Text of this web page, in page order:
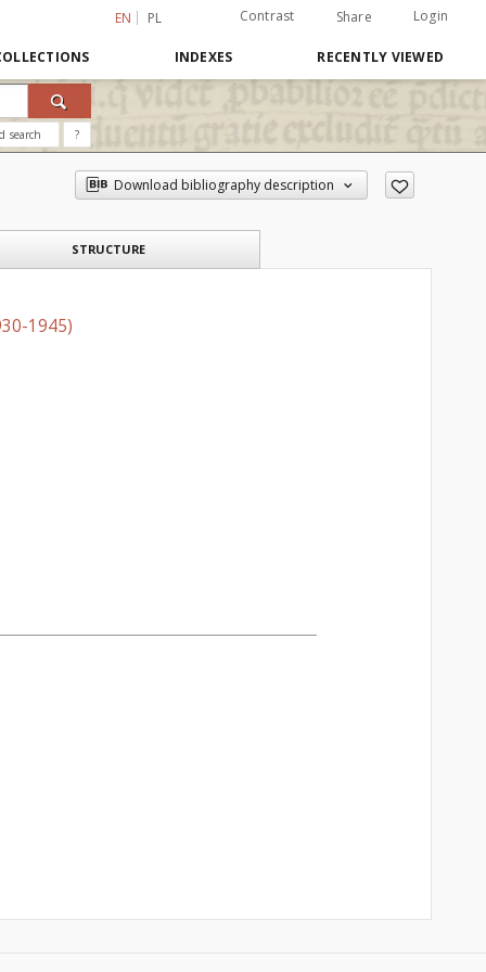
EN PL Contrast Share Login
INDEXES RECENTLY VIEWED
search ?
Download bibliography description
STRUCTURE
1945)